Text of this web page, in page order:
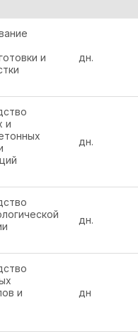
и
дн.
и
дн.
дн.
и
дн